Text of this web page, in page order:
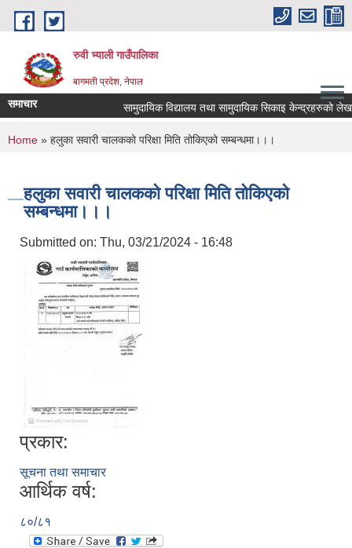
Skip to main content
रुवी भ्याली गाउँपालिका
बागमती प्रदेश, नेपाल
समाचार सामुदायिक विद्यालय तथा सामुदायिक सिकाइ
You are here
Home » हलुका सवारी चालकको परिक्षा मिति तोकिएको सम्बन्धमा।।।
हलुका सवारी चालकको परिक्षा मिति तोकिएको
सम्बन्धमा।।।
Submitted on: Thu, 03/21/2024 - 16:48
प्रकार:
सूचना तथा समाचार
आर्थिक वर्ष:
८०/८१